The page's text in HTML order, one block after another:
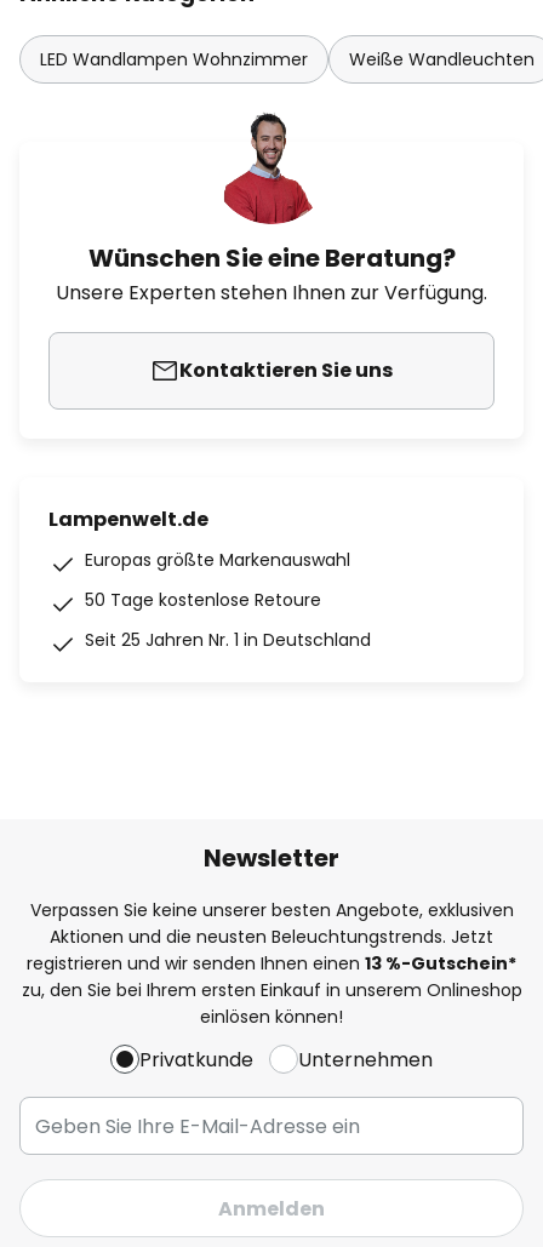
LED Wandlampen Wohnzimmer Weiße Wandleuchten
Wünschen Sie eine Beratung?
Unsere Experten stehen Ihnen zur Verfügung.
Kontaktieren Sie uns
Lampenwelt.de
Europas größte Markenauswahl
50 Tage kostenlose Retoure
Seit 25 Jahren Nr. 1 in Deutschland
Newsletter
Verpassen Sie keine unserer besten Angebote, exklusiven
Aktionen und die neusten Beleuchtungstrends. Jetzt
registrieren und wir senden Ihnen einen 13 %-Gutschein*
zu, den Sie bei Ihrem ersten Einkauf in unserem Onlineshop
einlösen können!
Privatkunde Unternehmen
Anmelden